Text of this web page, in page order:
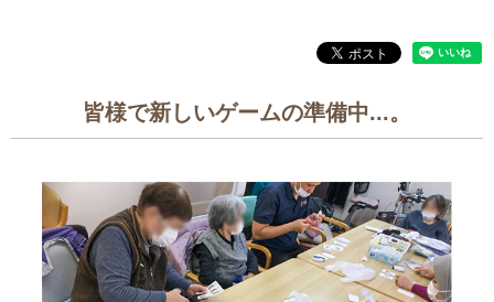
皆様で新しいゲームの準備中...。